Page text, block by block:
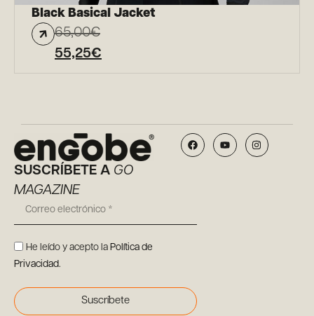
Black Basical Jacket
65,00€
55,25€
SUSCRÍBETE A GO
MAGAZINE
He leído y acepto la Política de
Privacidad.
Suscríbete